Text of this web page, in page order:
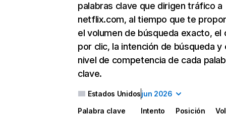
palabras clave que dirigen tráfico a
netflix.com, al tiempo que te
el volumen de búsqueda exacto, el
por clic, la intención de búsqueda y
nivel de competencia de cada
clave.
Estados Unidosjun 2026
Palabra clave Intento Posición